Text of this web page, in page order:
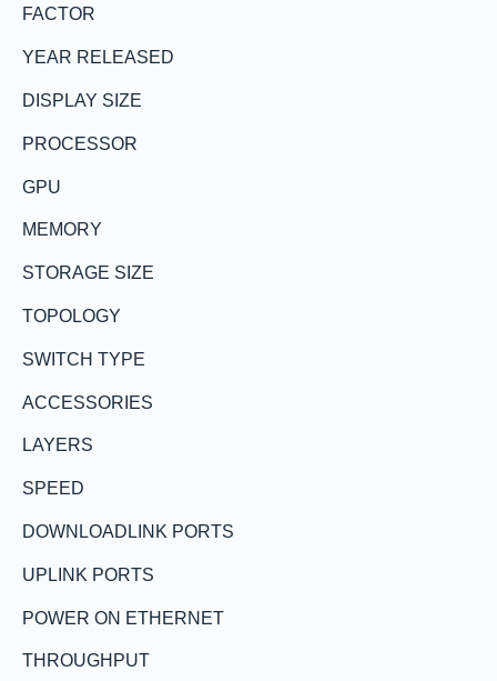
FACTOR
YEAR RELEASED
DISPLAY SIZE
PROCESSOR
GPU
MEMORY
STORAGE SIZE
TOPOLOGY
SWITCH TYPE
ACCESSORIES
LAYERS
SPEED
DOWNLOADLINK PORTS
UPLINK PORTS
POWER ON ETHERNET
THROUGHPUT